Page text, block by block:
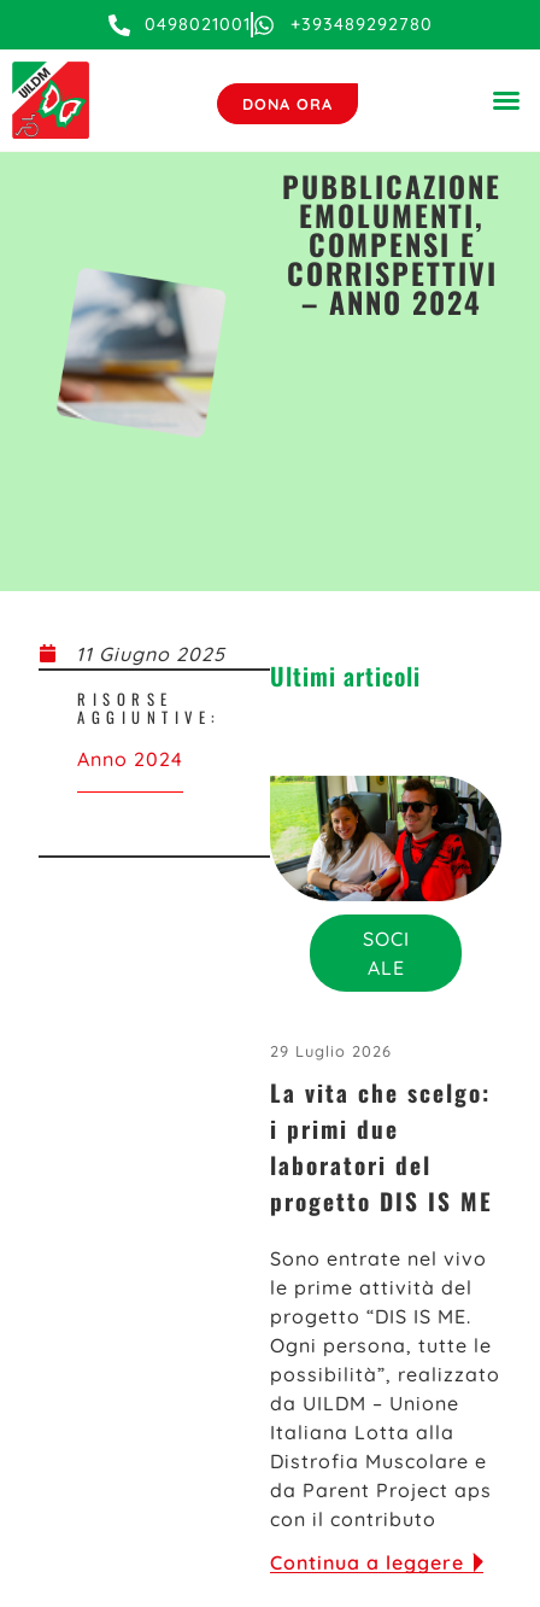
0498021001 +393489292780
DONA ORA
PUBBLICAZIONE
EMOLUMENTI,
COMPENSI E
CORRISPETTIVI
– ANNO 2024
11 Giugno 2025
RISORSE
AGGIUNTIVE:
Anno 2024
Ultimi articoli
SOCI
ALE
29 Luglio 2026
La vita che scelgo:
i primi due
laboratori del
progetto DIS IS ME
Sono entrate nel vivo
le prime attività del
progetto “DIS IS ME.
Ogni persona, tutte le
possibilità”, realizzato
da UILDM – Unione
Italiana Lotta alla
Distrofia Muscolare e
da Parent Project aps
con il contributo
Continua a leggere